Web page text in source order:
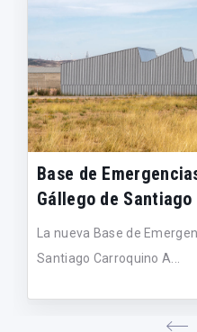
Base de
Gállego de
La nueva Base de
Santiago Carroquino A...